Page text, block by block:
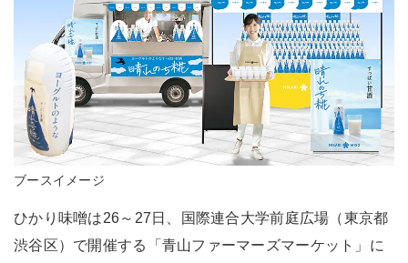
ブースイメージ
ひかり味噌は26～27日、国際連合大学前庭広場（東京都
渋谷区）で開催する「青山ファーマーズマーケット」に